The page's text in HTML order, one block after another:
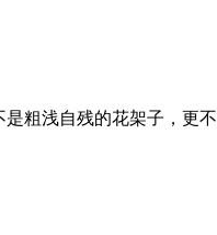
粗浅自残的花架子，更不